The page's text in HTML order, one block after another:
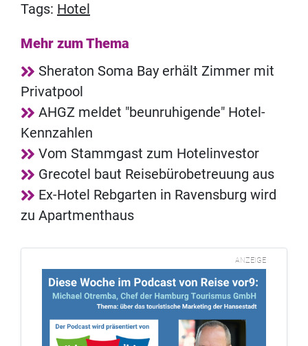
Tags: Hotel
Mehr zum Thema
Sheraton Soma Bay erhält Zimmer mit
Privatpool
AHGZ meldet "beunruhigende" Hotel-
Kennzahlen
Vom Stammgast zum Hotelinvestor
Grecotel baut Reisebürobetreuung aus
Ex-Hotel Rebgarten in Ravensburg wird
zu Apartmenthaus
ANZEIGE